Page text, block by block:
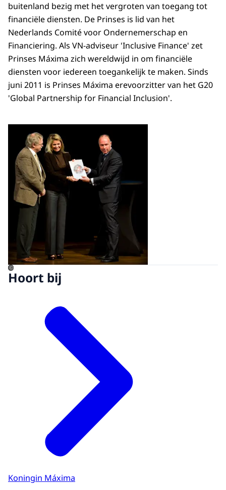
buitenland bezig met het vergroten van toegang tot
financiële diensten. De Prinses is lid van het
Nederlands Comité voor Ondernemerschap en
Financiering. Als VN-adviseur 'Inclusive Finance' zet
Prinses Máxima zich wereldwijd in om financiële
diensten voor iedereen toegankelijk te maken. Sinds
juni 2011 is Prinses Máxima erevoorzitter van het G20
'Global Partnership for Financial Inclusion'.
Open de galerij in vergrote
©
Hoort bij
Koningin Máxima